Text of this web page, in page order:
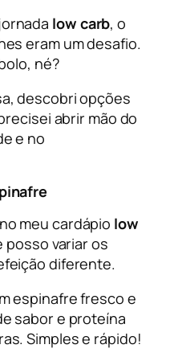
low carb, o
eram um desafio.
né?
descobri opções
abrir mão do
e no
meu cardápio low
posso variar os
diferente.
espinafre fresco e
sabor e proteína
Simples e rápido!